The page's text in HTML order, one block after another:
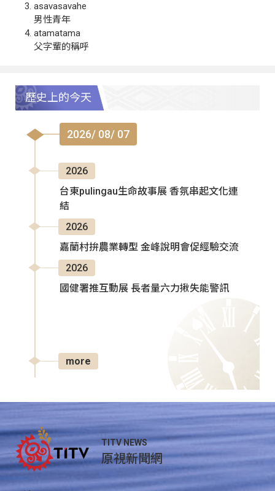
asavasavahe
男性青年
atamatama
父字輩的稱呼
歷史上的今天
2026/ 08/ 07
2026
台東pulingau生命故事展 香氛串起文化連
結
2026
嘉蘭村拚農業轉型 金峰說明會促經驗交流
2026
國健署推互動展 長者量六力揪失能警訊
more
TITV NEWS
原視新聞網